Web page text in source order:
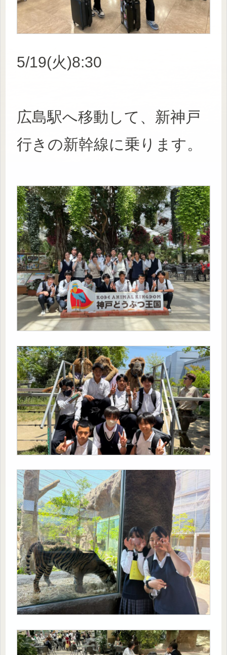
5/19(火)8:30
広島駅へ移動して、新神戸
行きの新幹線に乗ります。